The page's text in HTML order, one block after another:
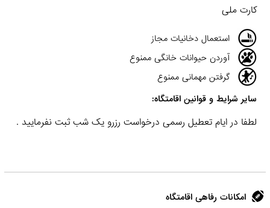
کارت ملی
استعمال دخانیات مجاز
آوردن حیوانات خانگی ممنوع
گرفتن مهمانی ممنوع
سایر شرایط و قوانین اقامتگاه:
لطفا در ایام تعطیل رسمی درخواست رزرو یک شب ثبت نفرمایید .
امکانات رفاهی اقامتگاه